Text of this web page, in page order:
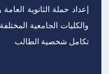
إعداد حملة الثانوية
والكليات الجامعية
تكامل شخصية الطالب